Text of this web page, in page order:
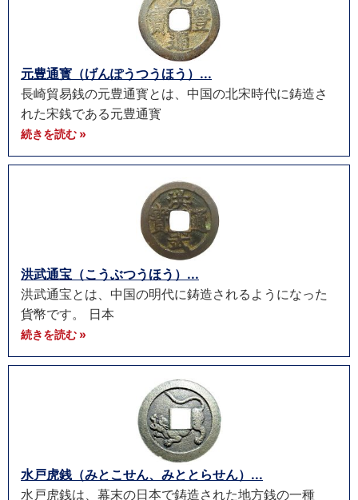
元豊通寳（げんぽうつうほう）...
長崎貿易銭の元豊通寳とは、中国の北宋時代に鋳造さ
れた宋銭である元豊通寳
続きを読む »
洪武通宝（こうぶつうほう）...
洪武通宝とは、中国の明代に鋳造されるようになった
貨幣です。 日本
続きを読む »
水戸虎銭（みとこせん、みととらせん）...
水戸虎銭は、幕末の日本で鋳造された地方銭の一種